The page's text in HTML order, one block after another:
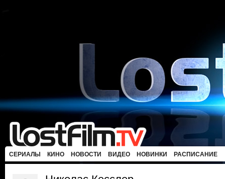
СЕРИАЛЫ КИНО НОВОСТИ ВИДЕО НОВИНКИ РАСПИСАНИЕ